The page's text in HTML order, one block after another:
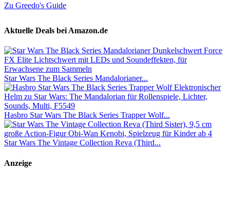
Zu Greedo's Guide
Aktuelle Deals bei Amazon.de
Star Wars The Black Series Mandalorianer...
Hasbro Star Wars The Black Series Trapper Wolf...
Star Wars The Vintage Collection Reva (Third...
Anzeige